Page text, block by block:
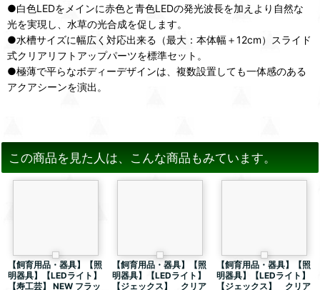
●白色LEDをメインに赤色と青色LEDの発光波長を加えより自然な
光を実現し、水草の光合成を促します。
●水槽サイズに幅広く対応出来る（最大：本体幅＋12cm）スライド
式クリアリフトアップパーツを標準セット。
●極薄で平らなボディーデザインは、複数設置しても一体感のある
アクアシーンを演出。
この商品を見た人は、こんな商品もみています。
【飼育用品・器具】【照
明器具】【LEDライト】
【寿工芸】 NEW フラッ
【飼育用品・器具】【照
明器具】【LEDライト】
【ジェックス】 クリア
【飼育用品・器具】【照
明器具】【LEDライト】
【ジェックス】 クリア